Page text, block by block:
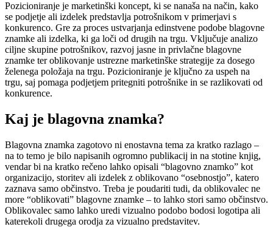
Pozicioniranje je marketinški koncept, ki se nanaša na način, kako
se podjetje ali izdelek predstavlja potrošnikom v primerjavi s
konkurenco. Gre za proces ustvarjanja edinstvene podobe blagovne
znamke ali izdelka, ki ga loči od drugih na trgu. Vključuje analizo
ciljne skupine potrošnikov, razvoj jasne in privlačne blagovne
znamke ter oblikovanje ustrezne marketinške strategije za dosego
želenega položaja na trgu. Pozicioniranje je ključno za uspeh na
trgu, saj pomaga podjetjem pritegniti potrošnike in se razlikovati od
konkurence.
Kaj je blagovna znamka?
Blagovna znamka zagotovo ni enostavna tema za kratko razlago –
na to temo je bilo napisanih ogromno publikacij in na stotine knjig,
vendar bi na kratko rečeno lahko opisali “blagovno znamko” kot
organizacijo, storitev ali izdelek z oblikovano “osebnostjo”, katero
zaznava samo občinstvo. Treba je poudariti tudi, da oblikovalec ne
more “oblikovati” blagovne znamke – to lahko stori samo občinstvo.
Oblikovalec samo lahko uredi vizualno podobo bodosi logotipa ali
katerekoli drugega orodja za vizualno predstavitev.